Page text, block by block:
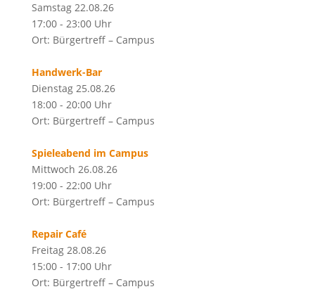
Samstag 22.08.26
17:00 - 23:00 Uhr
Ort: Bürgertreff – Campus
Handwerk-Bar
Dienstag 25.08.26
18:00 - 20:00 Uhr
Ort: Bürgertreff – Campus
Spieleabend im Campus
Mittwoch 26.08.26
19:00 - 22:00 Uhr
Ort: Bürgertreff – Campus
Repair Café
Freitag 28.08.26
15:00 - 17:00 Uhr
Ort: Bürgertreff – Campus